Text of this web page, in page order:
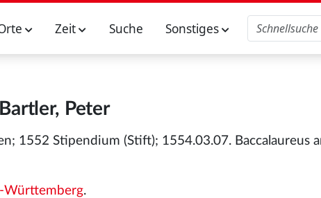
Zeit Suche Sonstiges
Bartler, Peter
1552 Stipendium (Stift); 1554.03.07. Baccalaureus
Württemberg.